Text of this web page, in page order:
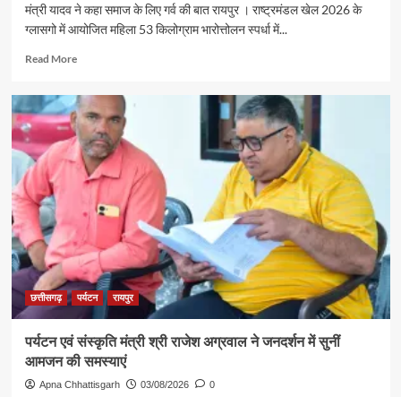
से
रामलला
बाबा
के
दर्शन
के
लिए
रवाना
मंत्री यादव ने कहा समाज के लिए गर्व की बात रायपुर । राष्ट्रमंडल खेल 2026 के
ग्लासगो में आयोजित महिला 53 किलोग्राम भारोत्तोलन स्पर्धा में...
Read MoreRead
रजत
पदक
विजेता
ज्ञानेश्वरी
यादव
शिक्षा
मंत्री
गजेंद्र
यादव
ने
की
छत्तीसगढ़ पर्यटन रायपुर
पर्यटन एवं संस्कृति मंत्री श्री राजेश अग्रवाल ने जनदर्शन में सुनीं
आमजन की समस्याएं
Apna Chhattisgarh 03/08/2026 0